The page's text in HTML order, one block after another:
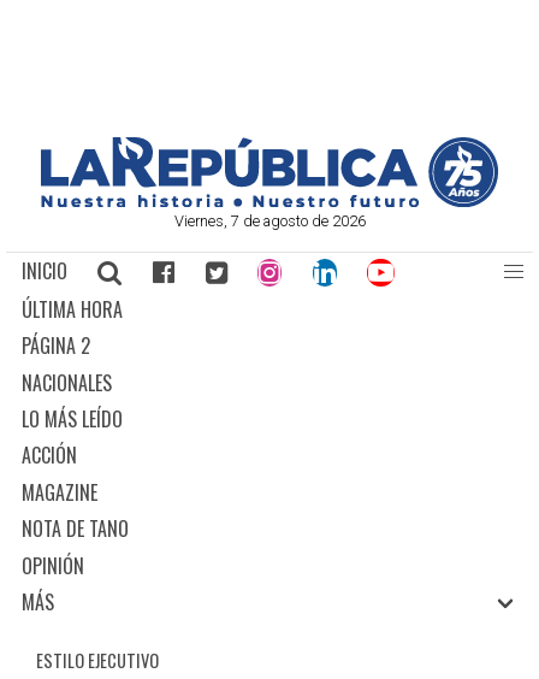
Viernes, 7 de agosto de 2026
INICIO
ÚLTIMA HORA
PÁGINA 2
NACIONALES
LO MÁS LEÍDO
ACCIÓN
MAGAZINE
NOTA DE TANO
OPINIÓN
MÁS
ESTILO EJECUTIVO